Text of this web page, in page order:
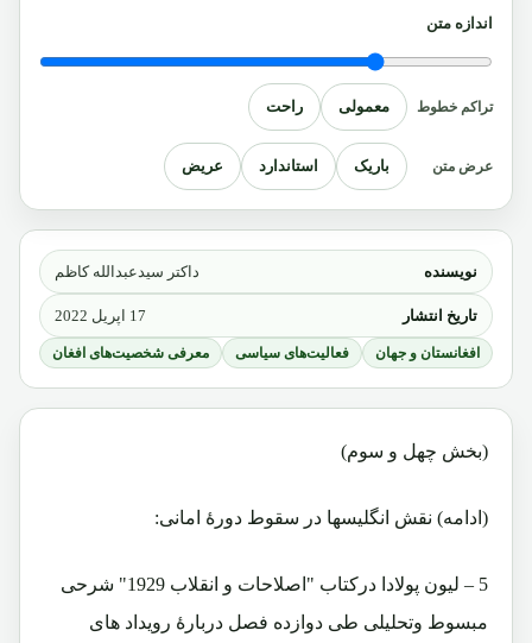
نویسنده داکتر سیدعبدالله کاظم
تاریخ انتشار 17 اپریل 2022
افغانستان و جهان فعالیت‌های سیاسی معرفی شخصیت‌های افغان
(بخش چهل و سوم)
(ادامه) نقش انگلیسها در سقوط دورۀ امانی:
5 – لیون پولادا درکتاب "اصلاحات و انقلاب 1929" شرحی
مبسوط وتحلیلی طی دوازده فصل دربارۀ رویداد های
اندازه متن
تراکم خطوط معمولی راحت
عرض متن باریک استاندارد عریض